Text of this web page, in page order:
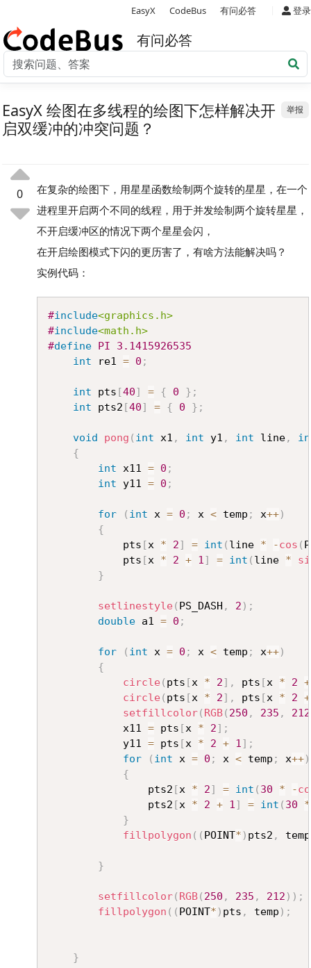
EasyX CodeBus 有问必答 登录
有问必答
举报
EasyX 绘图在多线程的绘图下怎样解决开
启双缓冲的冲突问题？
0
在复杂的绘图下，用星星函数绘制两个旋转的星星，在一个
进程里开启两个不同的线程，用于并发绘制两个旋转星星，
不开启缓冲区的情况下两个星星会闪，
在开启绘图模式下闪的更历害了，有啥方法能解决吗？
实例代码：
#include<graphics.h>
#include<math.h>
#define PI
3.1415926535
int re1 = 0 ;
int pts [40] = { 0 } ;
int pts2 [40] = { 0 } ;
void pong ( int x1 , int y1 , int line,
{
int x11 = 0 ;
int y11 = 0 ;
for ( int x = 0 ; x < temp ; x++)
{
			pts
[x * 2] = int ( line * -cos (
			pts
[x * 2 + 1] = int ( line *
}
setlinestyle( PS_DASH , 2 ) ;
double a1 = 0 ;
for ( int x = 0 ; x < temp ; x++)
{
circle( pts [x * 2] , pts [x * 2 +
circle( pts [x * 2] , pts [x * 2 +
setfillcolor( RGB( 250 , 235 , 212
			x11
= pts [x * 2] ;
			y11
= pts [x * 2 + 1] ;
for
( int x = 0 ; x < temp ; x++)
{
				pts2
[x * 2] = int ( 30 * -
				pts2
[x * 2 + 1] = int ( 30
*
}
fillpolygon ( ( POINT* ) pts2 , temp
}
setfillcolor( RGB( 250 , 235 , 212 ) ) ;
fillpolygon ( ( POINT* ) pts , temp ) ;
}